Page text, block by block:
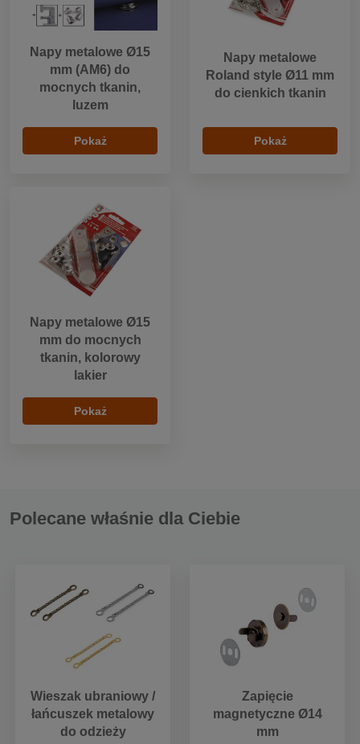
Napy metalowe Ø15
mm (AM6) do
mocnych tkanin,
luzem
Pokaż
Napy metalowe
Roland style Ø11 mm
do cienkich tkanin
Pokaż
Napy metalowe Ø15
mm do mocnych
tkanin, kolorowy
lakier
Pokaż
Polecane właśnie dla Ciebie
Wieszak ubraniowy /
łańcuszek metalowy
do odzieży
Zapięcie
magnetyczne Ø14
mm